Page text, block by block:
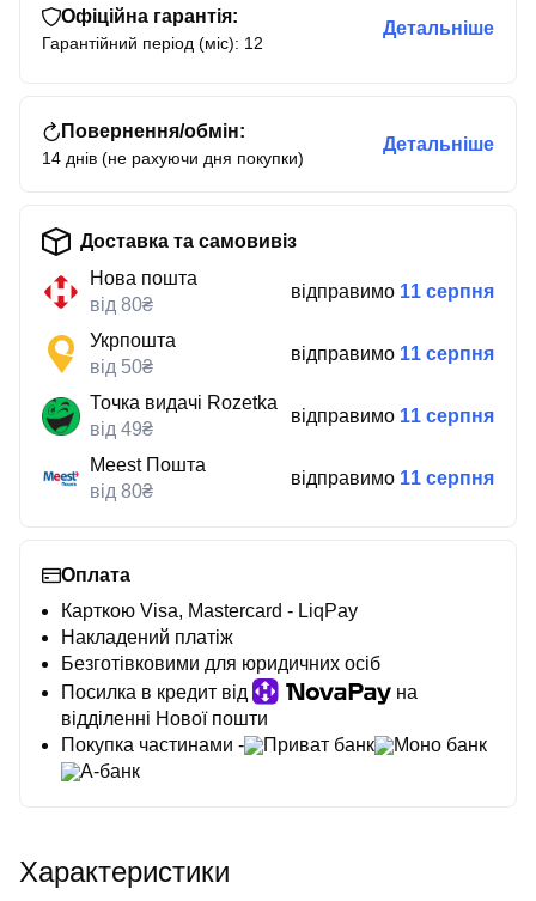
Офіційна гарантія:
Гарантійний період (міс): 12
Детальніше
Повернення/обмін:
14 днів (не рахуючи дня покупки)
Детальніше
Доставка та самовивіз
Нова пошта
від 80₴
відправимо 11 серпня
Укрпошта
від 50₴
відправимо 11 серпня
Точка видачі Rozetka
від 49₴
відправимо 11 серпня
Meest Пошта
від 80₴
відправимо 11 серпня
Оплата
Карткою Visa, Mastercard - LiqPay
Накладений платіж
Безготівковими для юридичних осіб
Посилка в кредит від
на
відділенні Нової пошти
Покупка частинами -
Приват банк
Моно банк
А-банк
Характеристики